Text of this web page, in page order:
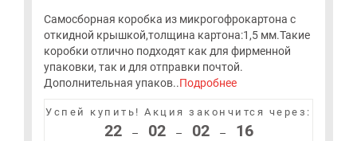
Самосборная коробка из микрогофрокартона с
откидной крышкой,толщина картона:1,5 мм.Такие
коробки отлично подходят как для фирменной
упаковки, так и для отправки почтой.
Дополнительная упаков..Подробнее
Успей купить!Акция закончится через:
22 – 02 – 02 – 15